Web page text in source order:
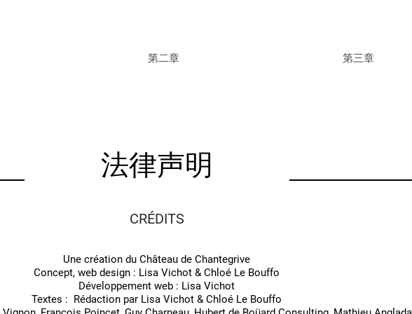
第二章 第三章
法律声明
CRÉDITS
Une création du Château de Chantegrive
Concept, web design : Lisa Vichot & Chloé Le Bouffo
Développement web : Lisa Vichot
Textes : Rédaction par Lisa Vichot & Chloé Le Bouffo